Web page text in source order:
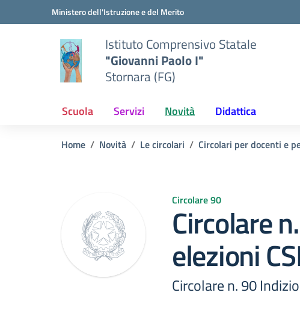
Vai ai contenuti
Vai al menu di navigazioneMinistero dell'Istruzione e del Merito
Istituto Comprensivo Statale
"Giovanni Paolo I"
Stornara (FG)
Scuola Servizi Novità Didattica
Home Novità Le circolari Circolari per docenti e
Circolare 90
Circolare
elezioni
Circolare n. 90